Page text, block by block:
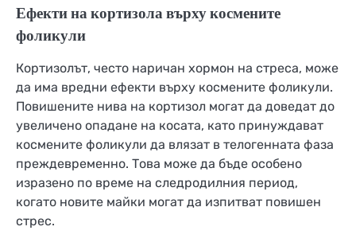
Ефекти на кортизола върху космените
фоликули
Кортизолът, често наричан хормон на стреса, може
да има вредни ефекти върху космените фоликули.
Повишените нива на кортизол могат да доведат до
увеличено опадане на косата, като принуждават
космените фоликули да влязат в телогенната фаза
преждевременно. Това може да бъде особено
изразено по време на следродилния период,
когато новите майки могат да изпитват повишен
стрес.